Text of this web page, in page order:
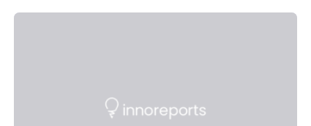
für neurologische und psychiatrische Erkrankungen